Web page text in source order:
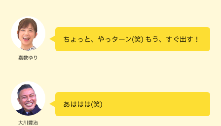
嘉数ゆり
ちょっと、やっターン(笑) もう、すぐ出す！
大川豊治
あははは(笑)